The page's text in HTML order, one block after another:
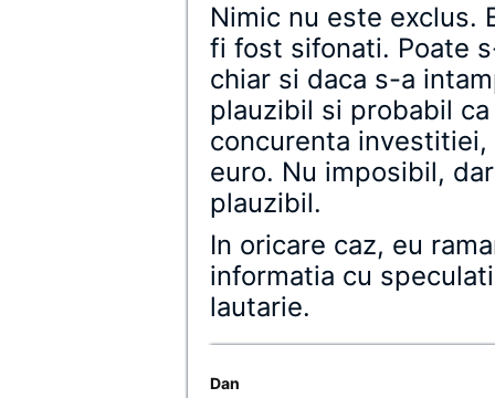
Nimic nu este exclus.
fi fost sifonati. Poate
chiar si daca s-a
plauzibil si probabil
concurenta
euro. Nu imposibil,
plauzibil.
In oricare caz, eu
informatia cu
lautarie.
Dan